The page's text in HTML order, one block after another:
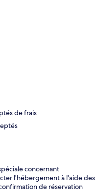
de frais
concernant
l'hébergement à l'aide des
de réservation